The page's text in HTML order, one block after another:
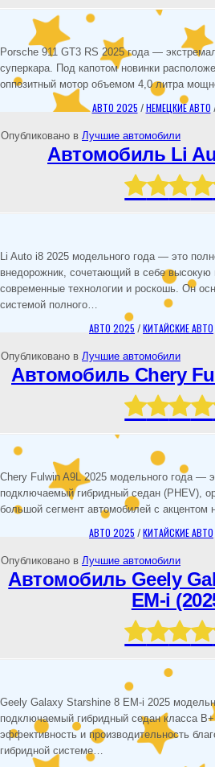
Porsche 911 GT3 RS 2025 года —
суперкара. Под капотом новинки
оппозитный мотор объемом 4,0 литра
АВТО 2025 /НЕМЕЦКИЕ АВТО
Опубликовано в Лучшие автомобили
Автомобиль Li
Li Auto i8 2025 модельного года — это
внедорожник, сочетающий в себе высокую
современные технологии и роскошь. Он
системой полного…
АВТО 2025 /КИТАЙСКИЕ АВТО
Опубликовано в Лучшие автомобили
Автомобиль Chery
Chery Fulwin A9L 2025 модельного года —
подключаемый гибридный седан (PHEV),
большой сегмент автомобилей с акцентом
АВТО 2025 /КИТАЙСКИЕ АВТО
Опубликовано в Лучшие автомобили
Автомобиль Geely
EM-i
Geely Galaxy Starshine 8 EM-i 2025
подключаемый гибридный седан класса
эффективность и производительность
гибридной системе…